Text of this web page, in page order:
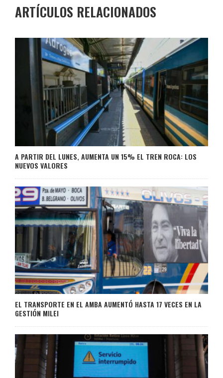
ARTÍCULOS RELACIONADOS
A PARTIR DEL LUNES, AUMENTA UN 15% EL TREN ROCA: LOS
NUEVOS VALORES
EL TRANSPORTE EN EL AMBA AUMENTÓ HASTA 17 VECES EN LA
GESTIÓN MILEI